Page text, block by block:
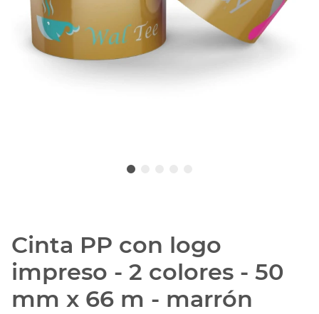
Cinta PP con logo
impreso - 2 colores - 50
mm x 66 m - marrón